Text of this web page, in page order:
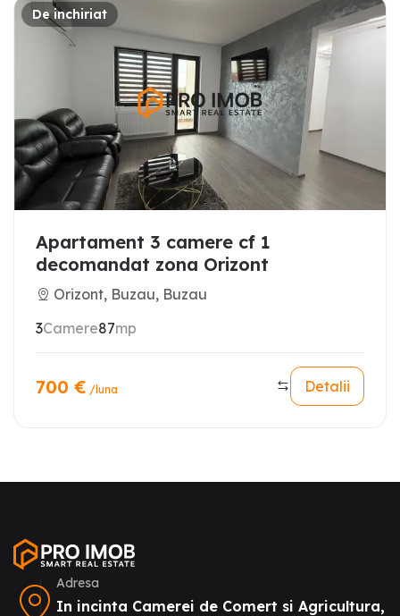
De inchiriat
Apartament 3 camere cf 1
decomandat zona Orizont
Orizont, Buzau, Buzau
3Camere87mp
700 € /luna Detalii
Adresa
In incinta Camerei de Comert si Agricultura,